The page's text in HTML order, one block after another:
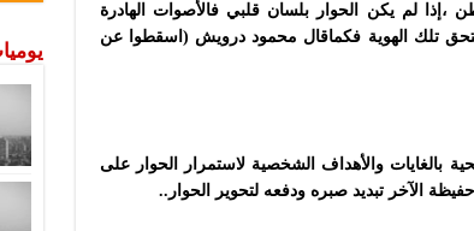
،إذا لم يكن الحوار بلسان قلبي فالأصوات الهادرة
تلك الهوية فكماقال محمود درويش (اسقطوا عن
بالغايات والأهداف الشخصية لاستمرار الحوار على
حفيظة الآخر تبديد صبره ودفعه لتحوير الحوار..